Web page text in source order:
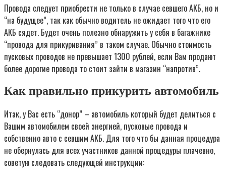
Провода следует приобрести не только в случае севшего АКБ, но и
“на будущее”, так как обычно водитель не ожидает того что его
АКБ сядет. Будет очень полезно обнаружить у себя в багажнике
“провода для прикуривания” в таком случае. Обычно стоимость
пусковых проводов не превышает 1300 рублей, если Вам продают
более дорогие провода то стоит зайти в магазин “напротив”.
Как правильно прикурить автомобиль
Итак, у Вас есть “донор” – автомобиль который будет делиться с
Вашим автомобилем своей энергией, пусковые провода и
собственно авто с севшим АКБ. Для того что бы данная процедура
не обернулась для всех участников данной процедуры плачевно,
советую следовать следующей инструкции: